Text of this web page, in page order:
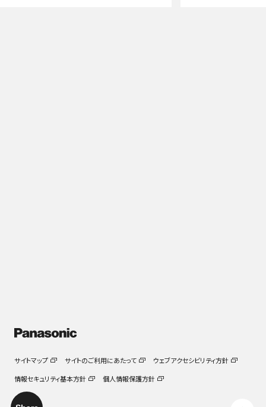
サイトマップ サイトのご利用にあたって
ウェブアクセシビリティ方針
情報セキュリティ基本方針
個人情報保護方針